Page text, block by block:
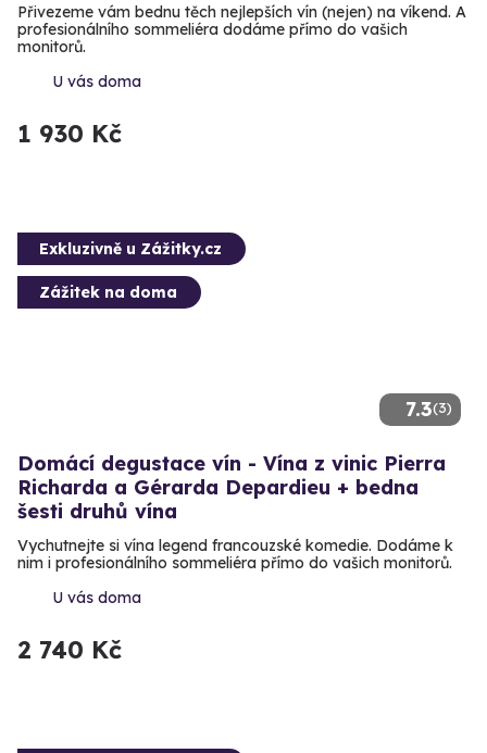
Přivezeme vám bednu těch nejlepších vín (nejen) na víkend. A
profesionálního sommeliéra dodáme přímo do vašich
monitorů.
U vás doma
1 930 Kč
7.3(3)
Exkluzivně u Zážitky.cz
Zážitek na doma
Domácí degustace vín - Vína z vinic Pierra
Richarda a Gérarda Depardieu + bedna
šesti druhů vína
Vychutnejte si vína legend francouzské komedie. Dodáme k
nim i profesionálního sommeliéra přímo do vašich monitorů.
U vás doma
2 740 Kč